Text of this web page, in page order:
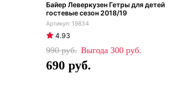
Байер Леверкузен Гетры для детей
гостевые сезон 2018/19
19834
4.93
990 300
690